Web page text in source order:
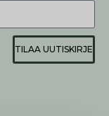
TILAA UUTISKIRJE